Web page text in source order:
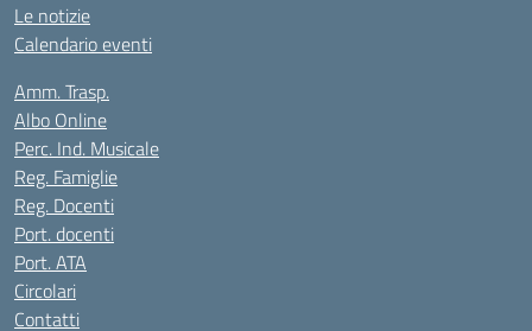
Le notizie
Calendario eventi
Amm. Trasp.
Albo Online
Perc. Ind. Musicale
Reg. Famiglie
Reg. Docenti
Port. docenti
Port. ATA
Circolari
Contatti